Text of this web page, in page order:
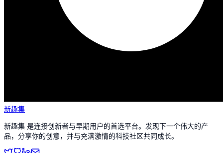
新趣集
新趣集 是连接创新者与早期用户的首选平台。发现下一个伟大的产
品，分享你的创意，并与充满激情的科技社区共同成长。